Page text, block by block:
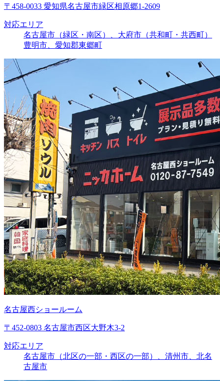
〒458-0033 愛知県名古屋市緑区相原郷1-2609
対応エリア
名古屋市（緑区・南区）、大府市（共和町・共西町）
豊明市、愛知郡東郷町
名古屋西ショールーム
〒452-0803 名古屋市西区大野木3-2
対応エリア
名古屋市（北区の一部・西区の一部）、清州市、北名
古屋市